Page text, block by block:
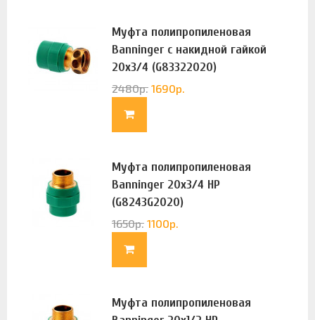
Муфта полипропиленовая
Banninger с накидной гайкой
20х3/4 (G83322020)
2480р. 1690р.
Муфта полипропиленовая
Banninger 20х3/4 НР
(G8243G2020)
1650р. 1100р.
Муфта полипропиленовая